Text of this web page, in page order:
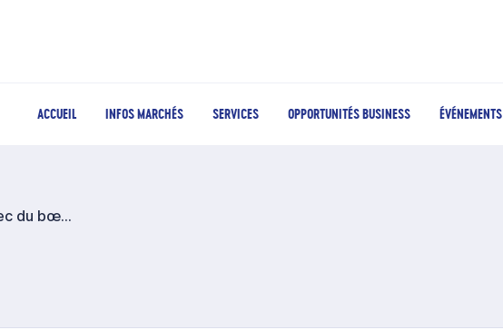
ACCUEIL INFOS MARCHÉS SERVICES OPPORTUNITÉS BUSINESS ÉVÉNEMENTS
Le marché grec du bœuf sous tension : hausse des prix et dépendance accrue aux importations